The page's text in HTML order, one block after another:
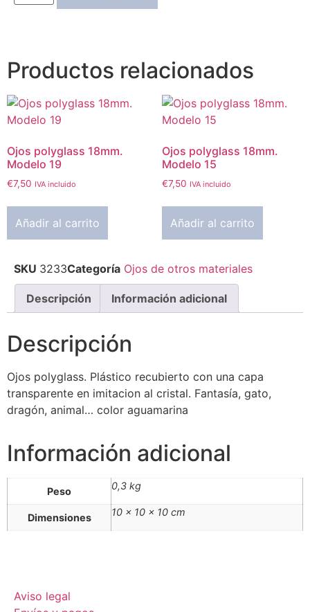
Productos relacionados
Ojos polyglass 18mm.
Modelo 19
€7,50 IVA incluido
Añadir al carrito
Ojos polyglass 18mm.
Modelo 15
€7,50 IVA incluido
Añadir al carrito
SKU 3233Categoría Ojos de otros materiales
Descripción Información adicional
Descripción
Ojos polyglass. Plástico recubierto con una capa
transparente en imitacion al cristal. Fantasía, gato,
dragón, animal… color aguamarina
Información adicional
Peso 0,3 kg
Dimensiones 10 × 10 × 10 cm
Aviso legal